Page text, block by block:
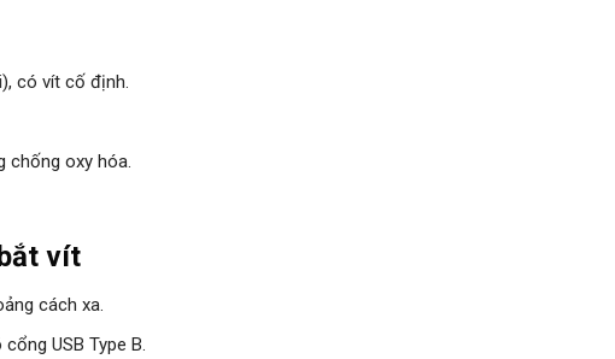
có vít cố định.
chống oxy hóa.
vít
cách xa.
USB Type B.